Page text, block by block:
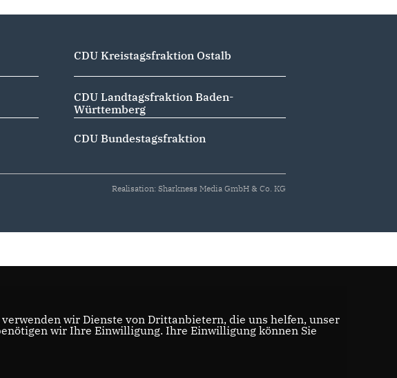
CDU Kreistagsfraktion Ostalb
CDU Landtagsfraktion Baden-
Württemberg
CDU Bundestagsfraktion
Realisation: Sharkness Media GmbH & Co. KG
wir Dienste von Drittanbietern, die uns helfen, unser
wir Ihre Einwilligung. Ihre Einwilligung können Sie